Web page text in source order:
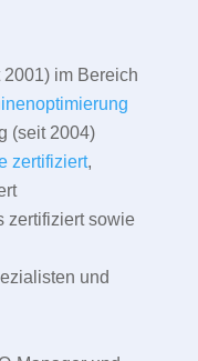
im Bereich
(seit 2004)
zertifiziert,
zertifiziert sowie
und